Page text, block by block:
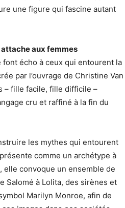
une figure qui fascine autant
attache aux femmes
écho à ceux qui entourent la
par l’ouvrage de Christine Van
– fille facile, fille difficile –
cru et raffiné à la fin du
les mythes qui entourent
comme un archétype à
elle convoque un ensemble de
Salomé à Lolita, des sirènes et
Marilyn Monroe, afin de